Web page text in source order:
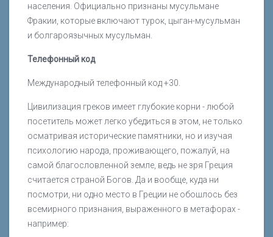
населения. Официально признаны мусульмане
Фракии, которые включают турок, цыган-мусульман
и болгароязычных мусульман.
Телефонный код
Международный телефонный код +30.
Цивилизация греков имеет глубокие корни - любой
посетитель может легко убедиться в этом, не только
осматривая исторические памятники, но и изучая
психологию народа, проживающего, пожалуй, на
самой благословленной земле, ведь не зря Греция
считается страной Богов. Да и вообще, куда ни
посмотри, ни одно место в Греции не обошлось без
всемирного признания, выраженного в метафорах -
например: